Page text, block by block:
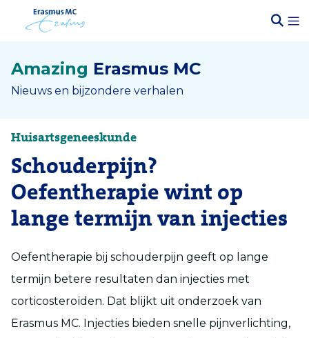
Amazing Erasmus MC
Nieuws en bijzondere verhalen
Huisartsgeneeskunde
Schouderpijn?
Oefentherapie wint op
lange termijn van injecties
Oefentherapie bij schouderpijn geeft op lange
termijn betere resultaten dan injecties met
corticosteroïden. Dat blijkt uit onderzoek van
Erasmus MC. Injecties bieden snelle pijnverlichting,